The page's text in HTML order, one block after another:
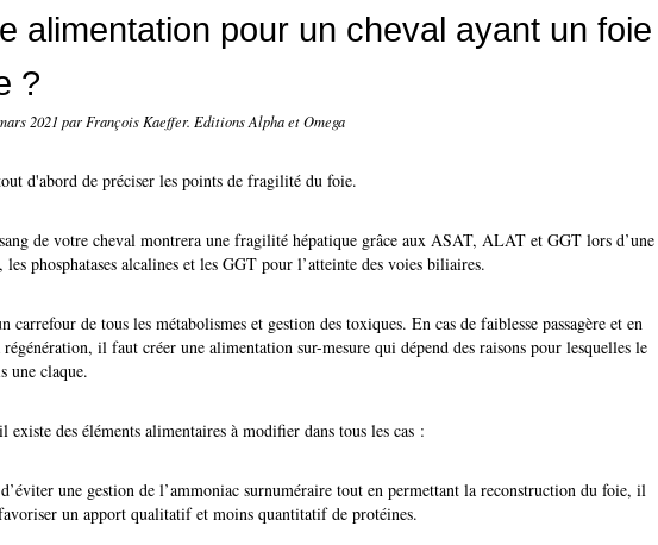
alimentation pour un cheval ayant un foie
?
2021par François Kaeffer. Editions Alpha et Omega
d'abord de préciser les points de fragilité du foie.
de votre cheval montrera une fragilité hépatique grâce aux ASAT, ALAT et GGT lors d’une
phosphatases alcalines et les GGT pour l’atteinte des voies biliaires.
carrefour de tous les métabolismes et gestion des toxiques. En cas de faiblesse passagère et en
régénération, il faut créer une alimentation sur-mesure qui dépend des raisons pour lesquelles le
une claque.
existe des éléments alimentaires à modifier dans tous les cas :
une gestion de l’ammoniac surnuméraire tout en permettant la reconstruction du foie, il
un apport qualitatif et moins quantitatif de protéines.